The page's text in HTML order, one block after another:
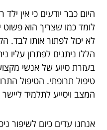
היום כבר יודעים כי אין
לומד כמו שצריך הוא
לא יכול לפתור אותו לבד.
הללו ניתנים לפתרון עליו
בעזרת סיוע של אנשי
טיפול תרופתי. הטיפול
המצב ויסייע לתלמיד
אנחנו עדים כיום לשיפור